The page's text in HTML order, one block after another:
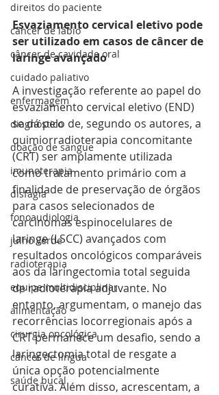
direitos do paciente
câncer de lábio
câncer de cavidade oral
cuidado paliativo
enfermagem
diagnóstico
doação de sangue
imunoterapia
disfagia
fonoaudiologia
julho verde
radioterapia
equipe multidisciplinar
alimentação
cirurgia oncológica
câncer de língua
saúde bucal
Esvaziamento cervical eletivo pode
ser utilizado em casos de câncer de
laringe avançado
A investigação referente ao papel do
esvaziamento cervical eletivo (END)
se dá pelo de, segundo os autores, a
quimiorradioterapia concomitante
(CRT) ser amplamente utilizada
como tratamento primário com a
finalidade de preservação de órgãos
para casos selecionados de
carcinomas espinocelulares de
laringe (LSCC) avançados com
resultados oncológicos comparáveis
aos da laringectomia total seguida
de radioterapia adjuvante. No
entanto, argumentam, o manejo das
recorrências locorregionais após a
CRT permanece um desafio, sendo a
laringectomia total de resgate a
única opção potencialmente
curativa. Além disso, acrescentam, a